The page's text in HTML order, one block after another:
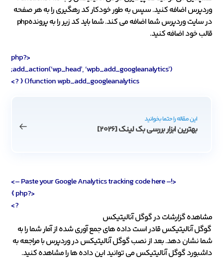
وردپرس اضافه کنید. سپس به طور خودکار کد رهگیری را به هر صفحه
در سایت وردپرس شما اضافه می کند. شما باید کد زیر را به پروندهphp
قالب خود اضافه کنید.
<?php
add_action(‘wp_head’, ‘wpb_add_googleanalytics’);
function wpb_add_googleanalytics() { ?>
این مقاله را حتما بخوانید
بهترین ابزار بررسی بک لینک [2026]
<!– Paste your Google Analytics tracking code here –>
<?php }
?>
مشاهده گزارشات در گوگل آنالیتیکس
گوگل آنالیتیکس قادر است داده های جمع آوری شده از آمار شما را به
شما نشان دهد. بعد از نصب گوگل آنالیتیکس در وردپرس با مراجعه به
داشبورد گوگل آنالیتیکس می توانید این داده ها را مشاهده کنید.